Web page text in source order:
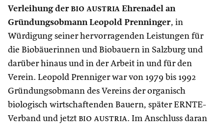
Verleihung der bio austria Ehrenadel an
Gründungsobmann Leopold Prenninger, in
Würdigung seiner hervorragenden Leistungen für
die Biobäuerinnen und Biobauern in Salzburg und
darüber hinaus und in der Arbeit in und für den
Verein. Leopold Prenniger war von 1979 bis 1992
Gründungsobmann des Vereins der organisch
biologisch wirtschaftenden Bauern, später ERNTE-
Verband und jetzt bio austria. Im Anschluss daran